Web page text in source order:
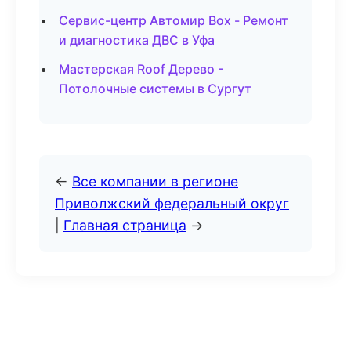
Сервис-центр Автомир Box - Ремонт
и диагностика ДВС в Уфа
Мастерская Roof Дерево -
Потолочные системы в Сургут
← Все компании в регионе
Приволжский федеральный округ
Главная страница →